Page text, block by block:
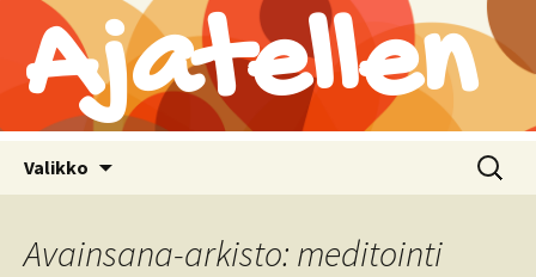
Ajatellen
Valikko Haku:
Avainsana-arkisto: meditointi